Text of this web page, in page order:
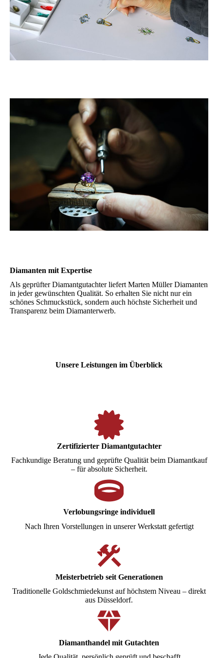
Diamanten mit Expertise
Als geprüfter Diamantgutachter liefert Marten Müller Diamanten
in jeder gewünschten Qualität. So erhalten Sie nicht nur ein
schönes Schmuckstück, sondern auch höchste Sicherheit und
Transparenz beim Diamanterwerb.
Unsere Leistungen im Überblick
Zertifizierter Diamantgutachter
Fachkundige Beratung und geprüfte Qualität beim Diamantkauf
– für absolute Sicherheit.
Verlobungsringe individuell
Nach Ihren Vorstellungen in unserer Werkstatt gefertigt
Meisterbetrieb seit Generationen
Traditionelle Goldschmiedekunst auf höchstem Niveau – direkt
aus Düsseldorf.
Diamanthandel mit Gutachten